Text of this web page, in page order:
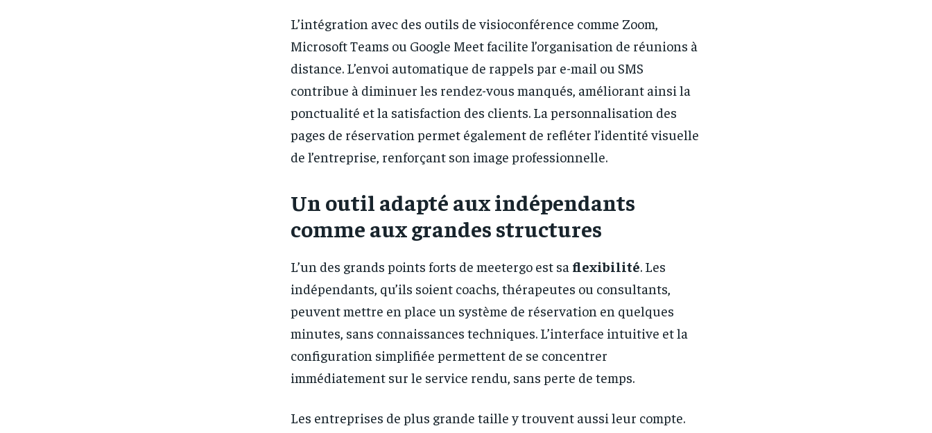
L’intégration avec des outils de visioconférence comme Zoom,
Microsoft Teams ou Google Meet facilite l’organisation de réunions à
distance. L’envoi automatique de rappels par e-mail ou SMS
contribue à diminuer les rendez-vous manqués, améliorant ainsi la
ponctualité et la satisfaction des clients. La personnalisation des
pages de réservation permet également de refléter l’identité visuelle
de l’entreprise, renforçant son image professionnelle.
Un outil adapté aux indépendants
comme aux grandes structures
L’un des grands points forts de meetergo est sa flexibilité. Les
indépendants, qu’ils soient coachs, thérapeutes ou consultants,
peuvent mettre en place un système de réservation en quelques
minutes, sans connaissances techniques. L’interface intuitive et la
configuration simplifiée permettent de se concentrer
immédiatement sur le service rendu, sans perte de temps.
Les entreprises de plus grande taille y trouvent aussi leur compte.